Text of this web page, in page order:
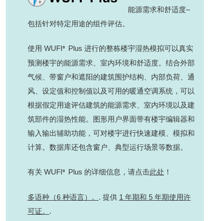
能源需求和舒适度–
包括针对特定用途的组件评估。
使用 WUFI ® Plus 进行的整栋楼宇湿热模拟可以真实
预测楼宇的能源需求、室内环境和舒适度。结合外部
气候、带窗户和遮阳的建筑围护结构、内部负荷、通
风、设定值和控制值以及可用的暖通空调系统，可以
根据假定用途评估建筑的能源需求、室内环境以及建
筑部件的湿热性能。图形用户界面带有楼宇编辑器和
输入输出辅助功能，可对楼宇进行快速建模、模拟和
计算。数据库还包含窗户、典型运行场景等数据。
有关 WUFI ® Plus 的详细信息，请点击此处 ！
多语种（6 种语言）。 . 提供 1 年期和 5 年期使用许
可证。 .